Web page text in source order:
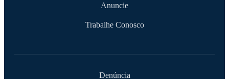
Anuncie
Trabalhe Conosco
Denúncia